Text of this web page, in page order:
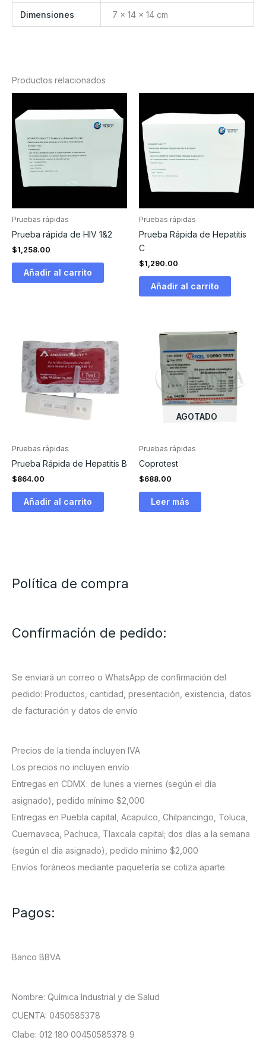
Dimensiones 7 × 14 × 14 cm
Productos relacionados
Pruebas rápidas
Prueba rápida de HIV 1&2
$1,258.00
Añadir al carrito
Pruebas rápidas
Prueba Rápida de Hepatitis
C
$1,290.00
Añadir al carrito
Pruebas rápidas
Prueba Rápida de Hepatitis B
$864.00
Añadir al carrito
AGOTADO
Pruebas rápidas
Coprotest
$688.00
Leer más
Política de compra
Confirmación de pedido:
Se enviará un correo o WhatsApp de confirmación del
pedido: Productos, cantidad, presentación, existencia, datos
de facturación y datos de envío
Precios de la tienda incluyen IVA
Los precios no incluyen envío
Entregas en CDMX: de lunes a viernes (según el día
asignado), pedido mínimo $2,000
Entregas en Puebla capital, Acapulco, Chilpancingo, Toluca,
Cuernavaca, Pachuca, Tlaxcala capital; dos días a la semana
(según el día asignado), pedido mínimo $2,000
Envíos foráneos mediante paquetería se cotiza aparte.
Pagos:
Banco BBVA
Nombre: Química Industrial y de Salud
CUENTA: 0450585378
Clabe: 012 180 00450585378 9